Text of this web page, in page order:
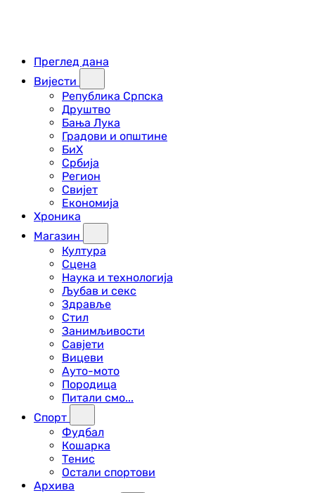
Преглед дана
Вијести
Република Српска
Друштво
Бања Лука
Градови и општине
БиХ
Србија
Регион
Свијет
Економија
Хроника
Магазин
Култура
Сцена
Наука и технологија
Љубав и секс
Здравље
Стил
Занимљивости
Савјети
Вицеви
Ауто-мото
Породица
Питали смо...
Спорт
Фудбал
Кошарка
Тенис
Остали спортови
Архива